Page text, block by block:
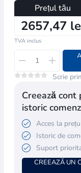
Prețul tău
2657,47
TVA inclus
Scrie
Creează
istoric
Acces la
Istoric de
Suport
CREEAZĂ UN